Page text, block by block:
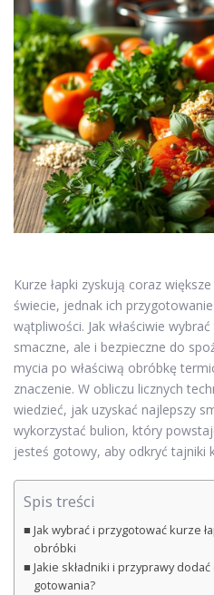
Kurze łapki zyskują coraz
świecie, jednak ich
wątpliwości. Jak właściwie
smaczne, ale i bezpieczne do
mycia po właściwą obróbkę
znaczenie. W obliczu licznych
wiedzieć, jak uzyskać najlepszy
wykorzystać bulion, który
jesteś gotowy, aby odkryć tajniki
Spis treści
Jak wybrać i przygotować kurze
obróbki
Jakie składniki i przyprawy
gotowania?